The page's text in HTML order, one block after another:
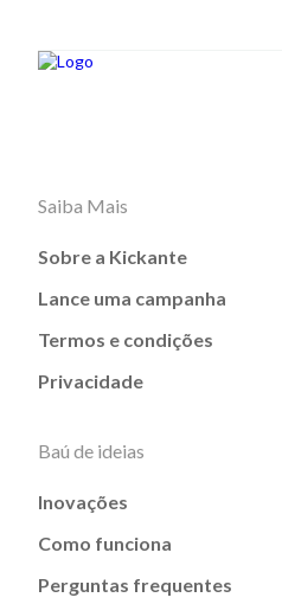
Saiba Mais
Sobre a Kickante
Lance uma campanha
Termos e condições
Privacidade
Baú de ideias
Inovações
Como funciona
Perguntas frequentes